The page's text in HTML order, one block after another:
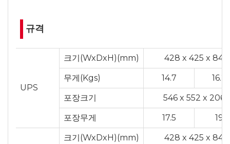
규격
UPS
크기(WxDxH)(mm) 428 x 425 x 84
무게(Kgs) 14.7 16.2
포장크기 546 x 552 x 206
포장무게 17.5 19
크기(WxDxH)(mm) 428 x 425 x 84